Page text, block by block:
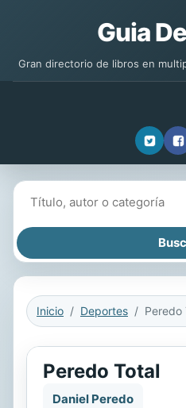
Guia
Gran directorio de libros en
Inicio Deportes Peredo
Peredo Total
Daniel Peredo